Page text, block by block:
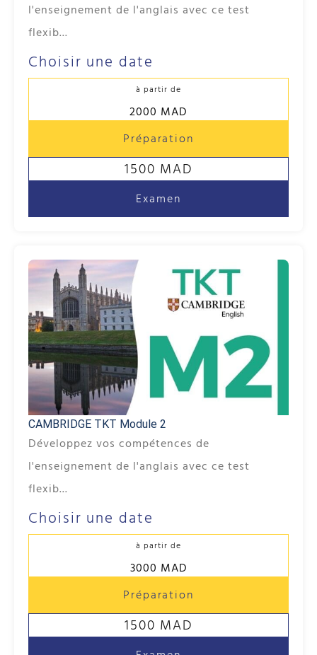
l'enseignement de l'anglais avec ce test
flexib...
Choisir une date
à partir de
2000 MAD
Préparation
1500 MAD
Examen
CAMBRIDGE TKT Module 2
Développez vos compétences de
l'enseignement de l'anglais avec ce test
flexib...
Choisir une date
à partir de
3000 MAD
Préparation
1500 MAD